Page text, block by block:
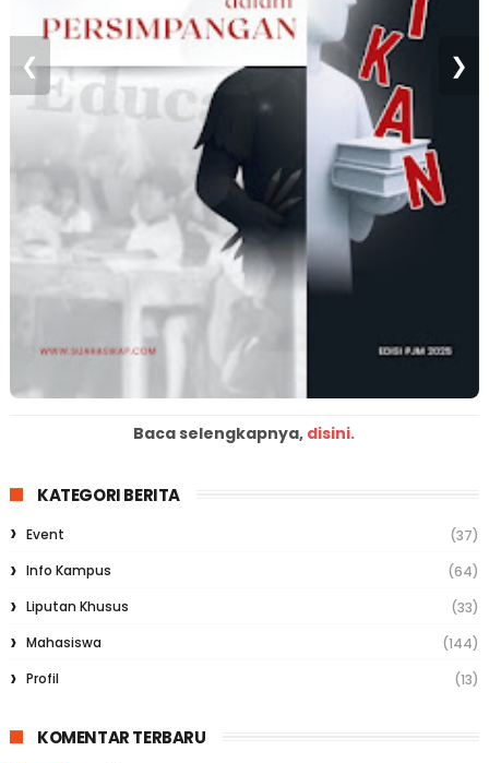
❮ ❯
Baca selengkapnya, disini.
KATEGORI BERITA
Event
(37)
Info Kampus
(64)
Liputan Khusus
(33)
Mahasiswa
(144)
Profil
(13)
KOMENTAR TERBARU